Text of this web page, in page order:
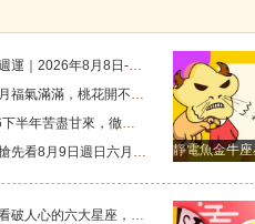
12.29
年8月8日-8月14日十二星座一週展望_過往_日食_人生
，財富滾滾來，貴人相伴左右，生意興隆發大財，事業如日中天，前途一片燦爛的三大生肖！_屬狗_朋友_機會
來，徹底翻身，好運擋都擋不住的三大生肖_朋友_屬豬_福氣
9日週日六月廿七大勢宜忌與行動指南_規避_是非_時間
靜電魚金牛
大星座，心思深沈內斂，玩心機注定占不到便宜_財運_機會_因為